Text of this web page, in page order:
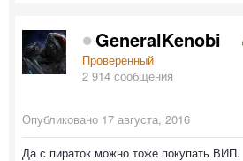
GeneralKenobi
Проверенный
2 914 сообщения
Опубликовано 17 августа, 2016
Да с пираток можно тоже покупать ВИП.